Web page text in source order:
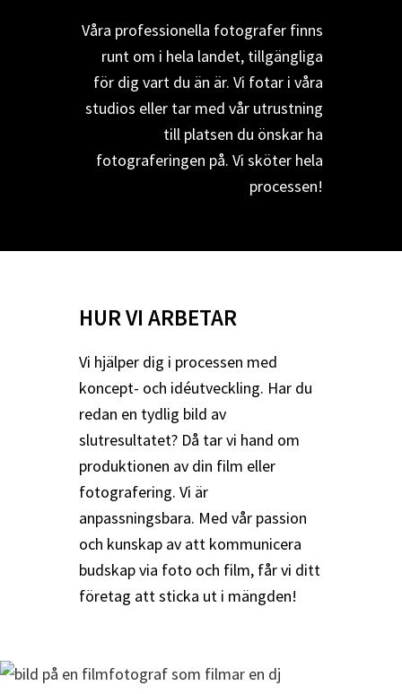
Våra professionella fotografer finns
runt om i hela landet, tillgängliga
för dig vart du än är. Vi fotar i våra
studios eller tar med vår utrustning
till platsen du önskar ha
fotograferingen på. Vi sköter hela
processen!
HUR VI ARBETAR
Vi hjälper dig i processen med
koncept- och idéutveckling. Har du
redan en tydlig bild av
slutresultatet? Då tar vi hand om
produktionen av din film eller
fotografering. Vi är
anpassningsbara. Med vår passion
och kunskap av att kommunicera
budskap via foto och film, får vi ditt
företag att sticka ut i mängden!